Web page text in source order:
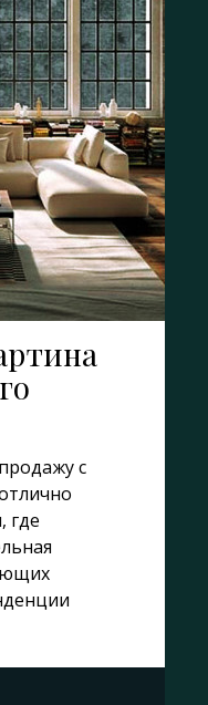
с
где